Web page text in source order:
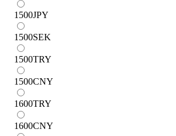
1500JPY
1500SEK
1500TRY
1500CNY
1600TRY
1600CNY